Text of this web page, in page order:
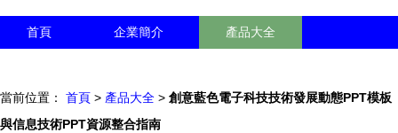
首頁 企業簡介 產品大全
當前位置： 首頁 > 產品大全 > 創意藍色電子科技技術發展動態PPT模板
與信息技術PPT資源整合指南